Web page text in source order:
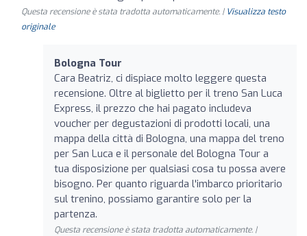
Questa recensione è stata tradotta automaticamente. | Visualizza testo
originale
Bologna Tour
Cara Beatriz, ci dispiace molto leggere questa
recensione. Oltre al biglietto per il treno San Luca
Express, il prezzo che hai pagato includeva
voucher per degustazioni di prodotti locali, una
mappa della città di Bologna, una mappa del treno
per San Luca e il personale del Bologna Tour a
tua disposizione per qualsiasi cosa tu possa avere
bisogno. Per quanto riguarda l'imbarco prioritario
sul trenino, possiamo garantire solo per la
partenza.
Questa recensione è stata tradotta automaticamente. |